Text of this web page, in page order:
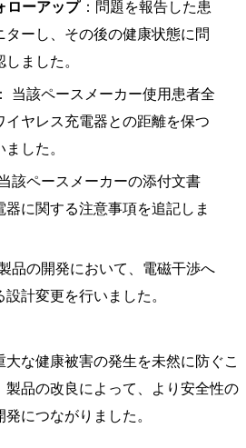
ローアップ ：問題を報告した患
ターし、その後の健康状態に問
ました。
： 当該ペースメーカー使用患者全
イヤレス充電器との距離を保つ
した。
当該ペースメーカーの添付文書
器に関する注意事項を追記しま
品の開発において、電磁干渉へ
計変更を行いました。
な健康被害の発生を未然に防ぐこ
製品の改良によって、より安全性の
につながりました。